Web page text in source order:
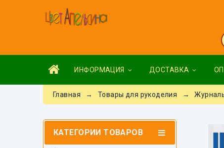
ИНФОРМАЦИЯ ДОСТАВКА
Главная → Товары для рукоделия →
КАТЕГОРИИ ТОВАРОВ